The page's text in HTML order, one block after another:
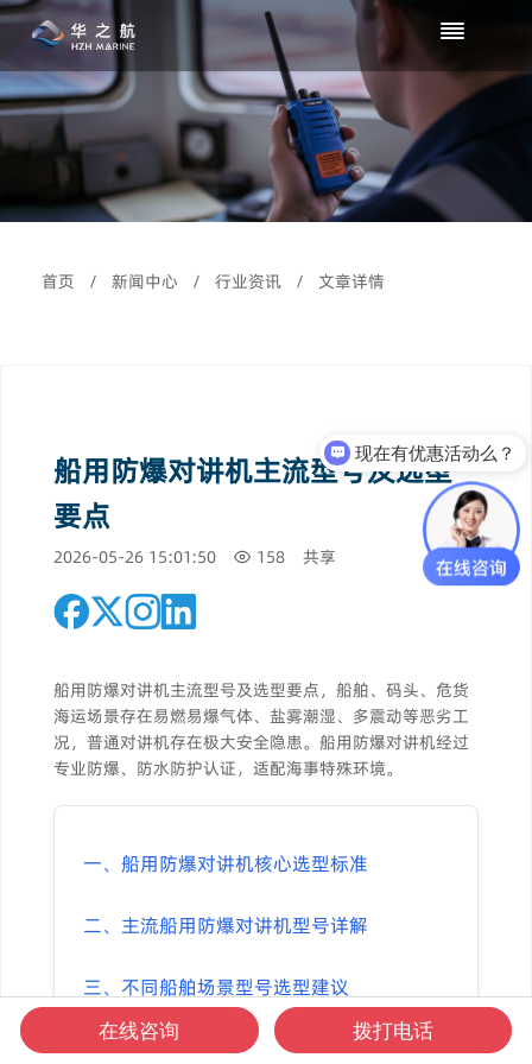
首页 / 新闻中心 / 行业资讯 / 文章详情
船用防爆对讲机主流型号及选型
要点
2026-05-26 15:01:50 158 共享
船用防爆对讲机主流型号及选型要点，船舶、码头、危货
海运场景存在易燃易爆气体、盐雾潮湿、多震动等恶劣工
况，普通对讲机存在极大安全隐患。船用防爆对讲机经过
专业防爆、防水防护认证，适配海事特殊环境。
一、船用防爆对讲机核心选型标准
二、主流船用防爆对讲机型号详解
三、不同船舶场景型号选型建议
现在有优惠活动么？
在线咨询 拨打电话